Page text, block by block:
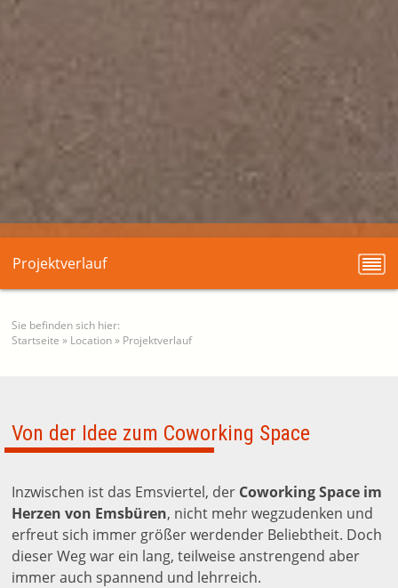
Projektverlauf
Sie befinden sich hier:
Startseite » Location» Projektverlauf
Von der Idee zum Coworking Space
Inzwischen ist das Emsviertel, der Coworking Space im
Herzen von Emsbüren, nicht mehr wegzudenken und
erfreut sich immer größer werdender Beliebtheit. Doch
dieser Weg war ein lang, teilweise anstrengend aber
immer auch spannend und lehrreich.